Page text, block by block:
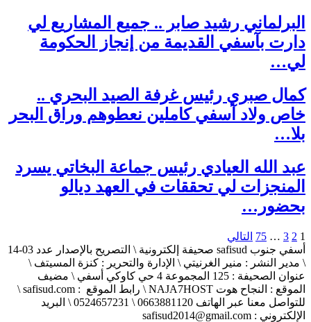
البرلماني رشيد صابر .. جميع المشاريع لي
دارت بآسفي القديمة من إنجاز الحكومة
لي…
كمال صبري رئيس غرفة الصيد البحري ..
خاص ولاد آسفي كاملين نعطوهم وراق البحر
بلا…
عبد الله العيادي رئيس جماعة البخاتي يسرد
المنجزات لي تحققات في العهد ديالو
بحضور…
1
2
3
…
75 التالي
أسفي جنوب safisud صحيفة إلكترونية \ التصريح بالإصدار عدد 03-14
\ مدير النشر : منير الغرنيتي \ الإدارة والتحرير : كنزة المسيتف \
عنوان الصحيفة : 125 المجموعة 4 حي كاوكي أسفي \ مضيف
الموقع : النجاح هوت NAJA7HOST \ رابط الموقع : safisud.com \
للتواصل معنا عبر الهاتف 0663881120 \ 0524657231 \ البريد
الإلكتروني : safisud2014@gmail.com